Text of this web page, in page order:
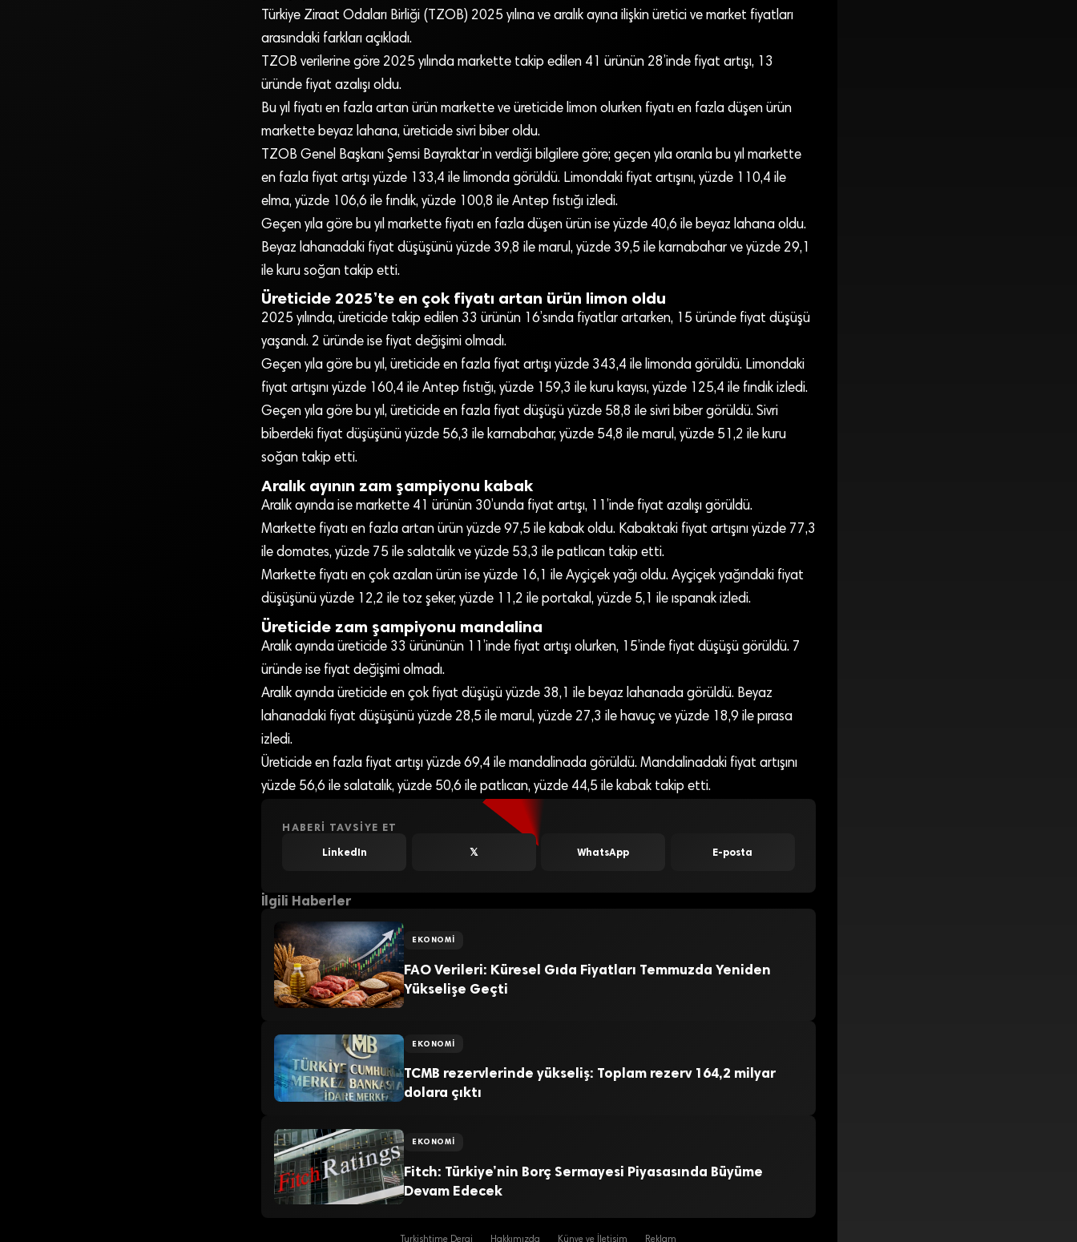
Türkiye Ziraat Odaları Birliği (TZOB) 2025 yılına ve aralık ayına ilişkin üretici ve market fiyatları
arasındaki farkları açıkladı.
TZOB verilerine göre 2025 yılında markette takip edilen 41 ürünün 28’inde fiyat artışı, 13
üründe fiyat azalışı oldu.
Bu yıl fiyatı en fazla artan ürün markette ve üreticide limon olurken fiyatı en fazla düşen ürün
markette beyaz lahana, üreticide sivri biber oldu.
TZOB Genel Başkanı Şemsi Bayraktar’ın verdiği bilgilere göre; geçen yıla oranla bu yıl markette
en fazla fiyat artışı yüzde 133,4 ile limonda görüldü. Limondaki fiyat artışını, yüzde 110,4 ile
elma, yüzde 106,6 ile fındık, yüzde 100,8 ile Antep fıstığı izledi.
Geçen yıla göre bu yıl markette fiyatı en fazla düşen ürün ise yüzde 40,6 ile beyaz lahana oldu.
Beyaz lahanadaki fiyat düşüşünü yüzde 39,8 ile marul, yüzde 39,5 ile karnabahar ve yüzde 29,1
ile kuru soğan takip etti.
Üreticide 2025’te en çok fiyatı artan ürün limon oldu
2025 yılında, üreticide takip edilen 33 ürünün 16’sında fiyatlar artarken, 15 üründe fiyat düşüşü
yaşandı. 2 üründe ise fiyat değişimi olmadı.
Geçen yıla göre bu yıl, üreticide en fazla fiyat artışı yüzde 343,4 ile limonda görüldü. Limondaki
fiyat artışını yüzde 160,4 ile Antep fıstığı, yüzde 159,3 ile kuru kayısı, yüzde 125,4 ile fındık izledi.
Geçen yıla göre bu yıl, üreticide en fazla fiyat düşüşü yüzde 58,8 ile sivri biber görüldü. Sivri
biberdeki fiyat düşüşünü yüzde 56,3 ile karnabahar, yüzde 54,8 ile marul, yüzde 51,2 ile kuru
soğan takip etti.
Aralık ayının zam şampiyonu kabak
Aralık ayında ise markette 41 ürünün 30’unda fiyat artışı, 11’inde fiyat azalışı görüldü.
Markette fiyatı en fazla artan ürün yüzde 97,5 ile kabak oldu. Kabaktaki fiyat artışını yüzde 77,3
ile domates, yüzde 75 ile salatalık ve yüzde 53,3 ile patlıcan takip etti.
Markette fiyatı en çok azalan ürün ise yüzde 16,1 ile Ayçiçek yağı oldu. Ayçiçek yağındaki fiyat
düşüşünü yüzde 12,2 ile toz şeker, yüzde 11,2 ile portakal, yüzde 5,1 ile ıspanak izledi.
Üreticide zam şampiyonu mandalina
Aralık ayında üreticide 33 ürününün 11’inde fiyat artışı olurken, 15’inde fiyat düşüşü görüldü. 7
üründe ise fiyat değişimi olmadı.
Aralık ayında üreticide en çok fiyat düşüşü yüzde 38,1 ile beyaz lahanada görüldü. Beyaz
lahanadaki fiyat düşüşünü yüzde 28,5 ile marul, yüzde 27,3 ile havuç ve yüzde 18,9 ile pırasa
izledi.
Üreticide en fazla fiyat artışı yüzde 69,4 ile mandalinada görüldü. Mandalinadaki fiyat artışını
yüzde 56,6 ile salatalık, yüzde 50,6 ile patlıcan, yüzde 44,5 ile kabak takip etti.
HABERI TAVSIYE ET
LinkedIn 𝕏 WhatsApp E-posta
İlgili Haberler
EKONOMI
FAO Verileri: Küresel Gıda Fiyatları Temmuzda Yeniden
Yükselişe Geçti
EKONOMI
TCMB rezervlerinde yükseliş: Toplam rezerv 164,2 milyar
dolara çıktı
EKONOMI
Fitch: Türkiye’nin Borç Sermayesi Piyasasında Büyüme
Devam Edecek
Turkishtime Dergi Hakkımızda Künye ve İletişim Reklam